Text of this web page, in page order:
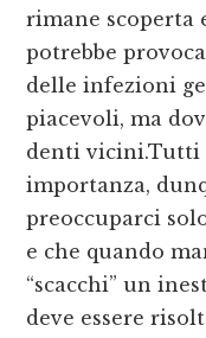
rimane scoperta
potrebbe
delle infezioni
piacevoli, ma
denti vicini.Tutti
importanza,
preoccuparci
e che quando
“scacchi” un
deve essere